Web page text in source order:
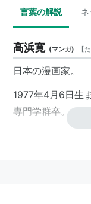
言葉の解説
高浜寛 (マンガ) 【
日本の漫画家。
1977年4月6日生
専門学群卒。